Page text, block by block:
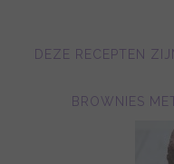
DEZE RECEPTEN
BROWNIES